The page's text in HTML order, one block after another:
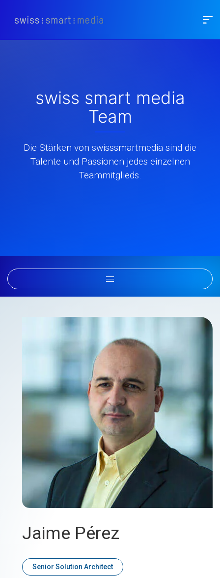
swiss smart media
Team
Die Stärken von swisssmartmedia sind die
Talente und Passionen jedes einzelnen
Teammitglieds.
Jaime Pérez
Senior Solution Architect